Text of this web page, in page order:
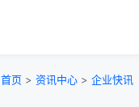
首页 > 资讯中心 > 企业快讯